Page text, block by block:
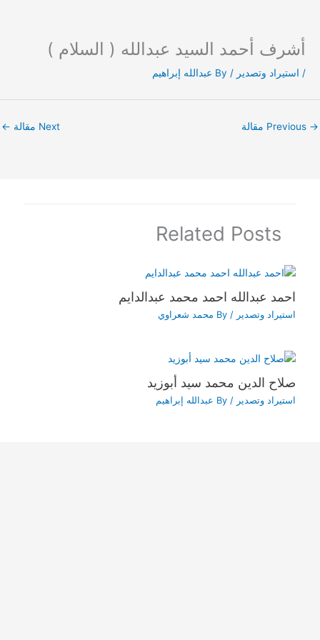
content
أشرف أحمد السيد عبدالله ( السلام )
/ استيراد وتصدير / By عبدالله إبراهيم
→ Next مقالة ←
Related Posts
احمد عبدالله احمد محمد عبدالدايم
استيراد وتصدير / By محمد شعراوي
صلاح الدين محمد سيد أبوزيد
استيراد وتصدير / By عبدالله إبراهيم